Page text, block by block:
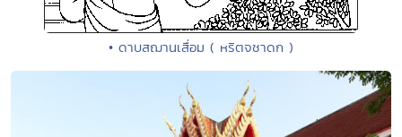
• ดาบสฌานเสื่อม ( หริตจชาดก )